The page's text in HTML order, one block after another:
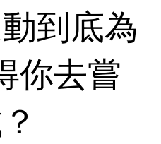
到底為
你去嘗